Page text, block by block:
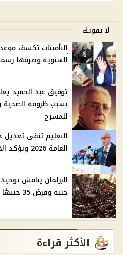
لا يفوتك
التأمينات تكشف
السنوية وصرفها رسميًا
توفيق عبد الحميد
بسبب ظروفه
للمسرح
التعليم تنفي تعديل
العامة 2026 وتؤكد الالتزام بالمواعيد الرسمية
جنيه وفرض 35 جنيهًا على طن الأسمنت
الأكثر قراءة